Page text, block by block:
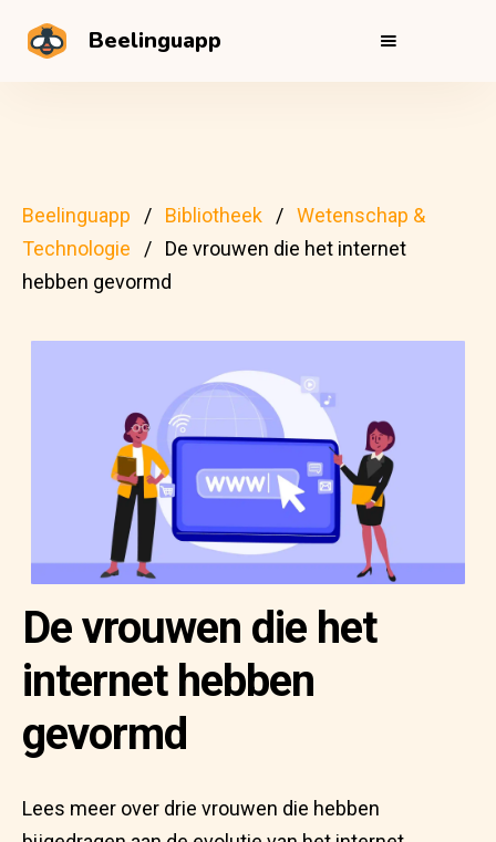
Beelinguapp
Beelinguapp Bibliotheek
Wetenschap &
Technologie
De vrouwen die het internet
hebben gevormd
De vrouwen die het
internet hebben
gevormd
Lees meer over drie vrouwen die hebben